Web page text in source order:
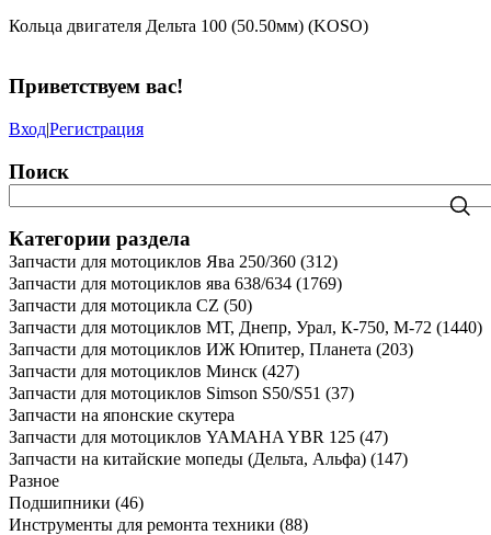
Кольца двигателя Дельта 100 (50.50мм) (KOSO)
Приветствуем вас!
Вход|Регистрация
Поиск
Категории раздела
Запчасти для мотоциклов Ява 250/360 (312)
Запчасти для мотоциклов ява 638/634 (1769)
Запчасти для мотоцикла CZ (50)
Запчасти для мотоциклов МТ, Днепр, Урал, К-750, М-72 (1440)
Запчасти для мотоциклов ИЖ Юпитер, Планета (203)
Запчасти для мотоциклов Минск (427)
Запчасти для мотоциклов Simson S50/S51 (37)
Запчасти на японские скутера
Запчасти для мотоциклов YAMAHA YBR 125 (47)
Запчасти на китайские мопеды (Дельта, Альфа) (147)
Разное
Подшипники (46)
Инструменты для ремонта техники (88)